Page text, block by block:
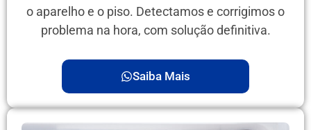
o aparelho e o piso. Detectamos e corrigimos o
problema na hora, com solução definitiva.
Saiba Mais